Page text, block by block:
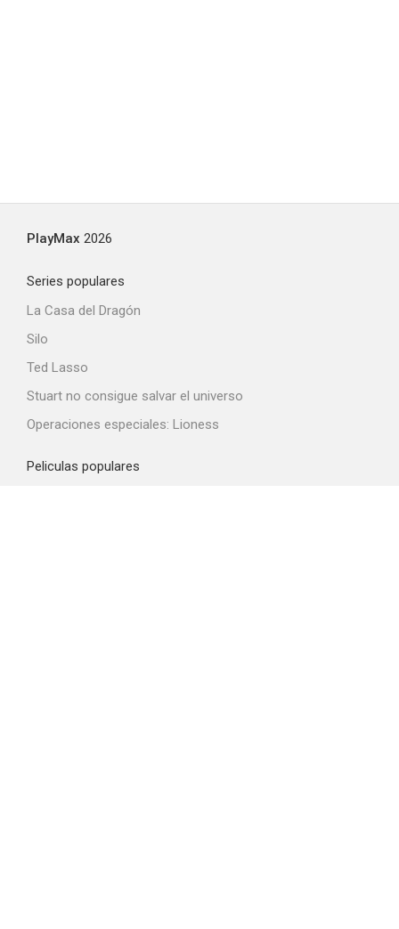
PlayMax 2026
Series populares
La Casa del Dragón
Silo
Ted Lasso
Stuart no consigue salvar el universo
Operaciones especiales: Lioness
Peliculas populares